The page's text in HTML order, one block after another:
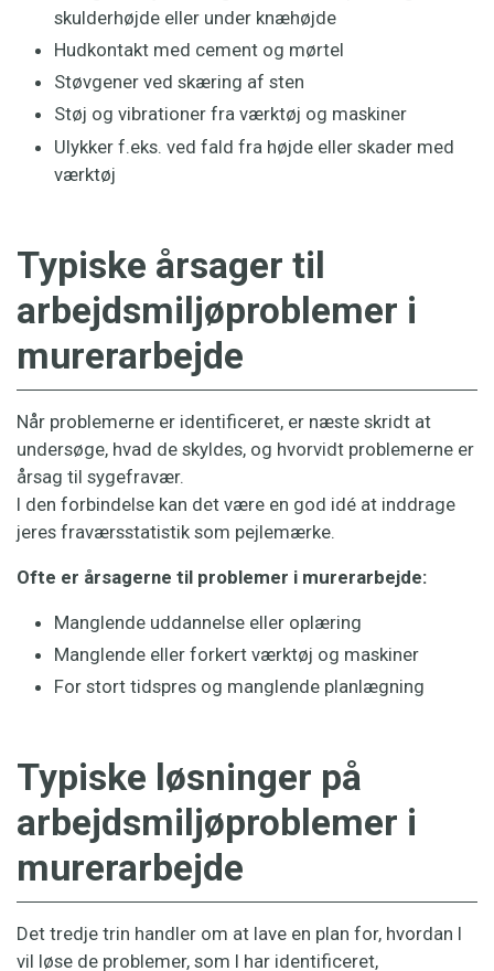
skulderhøjde eller under knæhøjde
Hudkontakt med cement og mørtel
Støvgener ved skæring af sten
Støj og vibrationer fra værktøj og maskiner
Ulykker f.eks. ved fald fra højde eller skader med
værktøj
Typiske årsager til
arbejdsmiljøproblemer i
murerarbejde
Når problemerne er identificeret, er næste skridt at
undersøge, hvad de skyldes, og hvorvidt problemerne er
årsag til sygefravær.
I den forbindelse kan det være en god idé at inddrage
jeres fraværsstatistik som pejlemærke.
Ofte er årsagerne til problemer i murerarbejde:
Manglende uddannelse eller oplæring
Manglende eller forkert værktøj og maskiner
For stort tidspres og manglende planlægning
Typiske løsninger på
arbejdsmiljøproblemer i
murerarbejde
Det tredje trin handler om at lave en plan for, hvordan I
vil løse de problemer, som I har identificeret,